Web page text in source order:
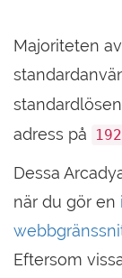
Majoriteten av
adress på
Dessa
när du gör en
Eftersom